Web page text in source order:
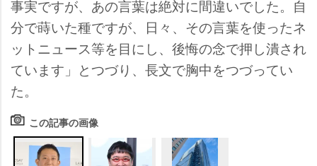
事実ですが、あの言葉は絶対に間違いでした。自
分で蒔いた種ですが、日々、その言葉を使ったネ
ットニュース等を目にし、後悔の念で押し潰され
ています」とつづり、長文で胸中をつづってい
た。
この記事の画像